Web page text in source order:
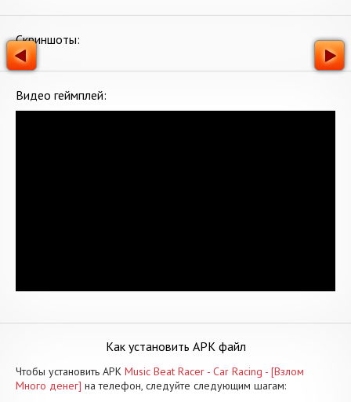
Скриншоты:
Видео геймплей:
Как установить APK файл
Чтобы установить APK Music Beat Racer - Car Racing - [Взлом
Много денег] на телефон, следуйте следующим шагам: